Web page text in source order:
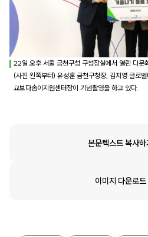
22일 오후 서울 금천구청 구청장실에서 열린 다문
(사진 왼쪽부터) 유성훈 금천구청장, 김지영 글로
교보다솜이지원센터장이 기념촬영을 하고 있다.
본문텍스트 복사하
이미지 다운로드